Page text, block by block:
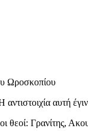
Ωροσκοπίου
αυτή
θεοί: Γρανίτης,